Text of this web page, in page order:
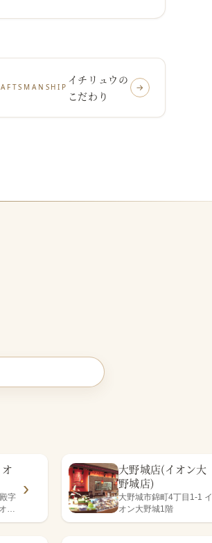
イチリュウの
こだわり
→
字
ン
大野城店(イオン大
野城店)
大野城市錦町4丁目1-1 イ
オン大野城1階